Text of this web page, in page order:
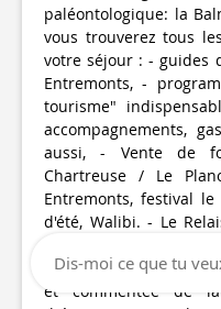
paléontologique: la
vous trouverez tous
votre séjour : - guides
Entremonts, -
tourisme"
accompagnements,
aussi, - Vente de
Chartreuse / Le
Entremonts, festival
d'été, Walibi. - Le
Chartreuse, espace
riche d'histoire et de
et commentée de
Dis-moi ce que tu